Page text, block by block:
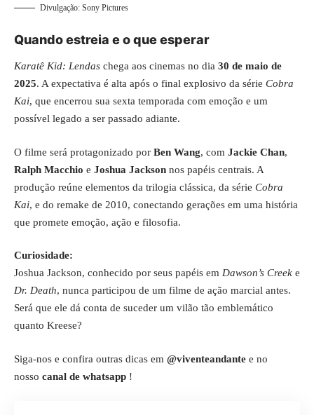
Divulgação: Sony Pictures
Quando estreia e o que esperar
Karatê Kid: Lendas chega aos cinemas no dia 30 de maio de
2025. A expectativa é alta após o final explosivo da série Cobra
Kai, que encerrou sua sexta temporada com emoção e um
possível legado a ser passado adiante.
O filme será protagonizado por Ben Wang, com Jackie Chan,
Ralph Macchio e Joshua Jackson nos papéis centrais. A
produção reúne elementos da trilogia clássica, da série Cobra
Kai, e do remake de 2010, conectando gerações em uma história
que promete emoção, ação e filosofia.
Curiosidade:
Joshua Jackson, conhecido por seus papéis em Dawson’s Creek e
Dr. Death, nunca participou de um filme de ação marcial antes.
Será que ele dá conta de suceder um vilão tão emblemático
quanto Kreese?
Siga-nos e confira outras dicas em @viventeandante e no
nosso canal de whatsapp !